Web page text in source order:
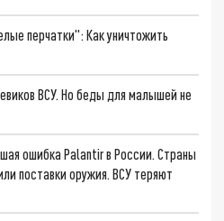
перчатки": Как уничтожить
ВСУ. Но беды для малышей не
ошибка Palantir в России. Страны
поставки оружия. ВСУ теряют